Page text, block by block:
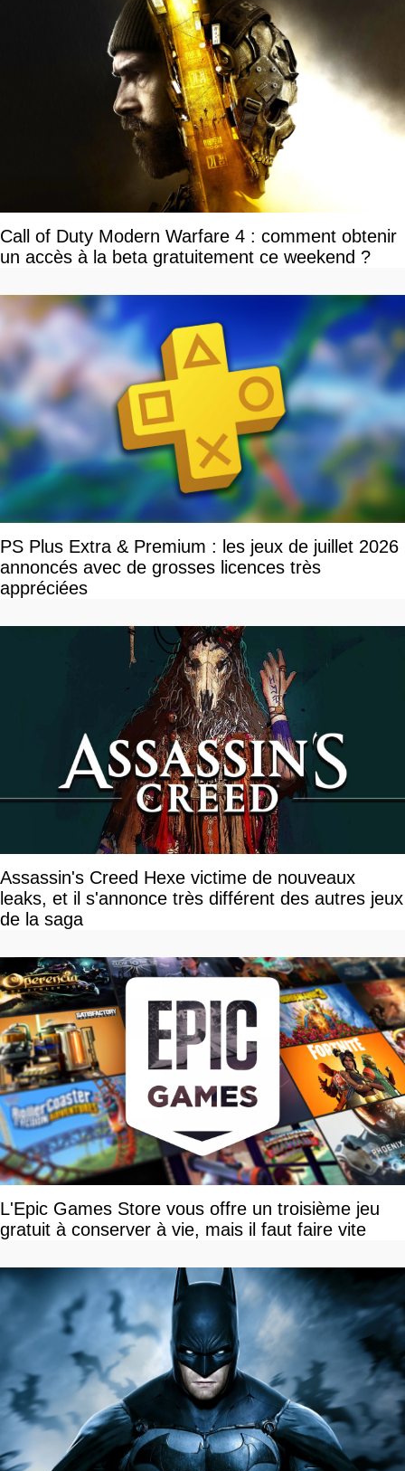
Call of Duty Modern Warfare 4 : comment obtenir
un accès à la beta gratuitement ce weekend ?
PS Plus Extra & Premium : les jeux de juillet 2026
annoncés avec de grosses licences très
appréciées
Assassin's Creed Hexe victime de nouveaux
leaks, et il s'annonce très différent des autres jeux
de la saga
L'Epic Games Store vous offre un troisième jeu
gratuit à conserver à vie, mais il faut faire vite